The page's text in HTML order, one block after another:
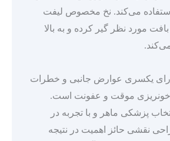
می‌کند. نخ مخصوص لیفت
مورد نظر گیر کرده و به بالا
یکسری عوارض جانبی و خطرات
خونریزی موقت و عفونت است.
پزشکی ماهر و با تجربه در
نقشی حائز اهمیت در نتیجه